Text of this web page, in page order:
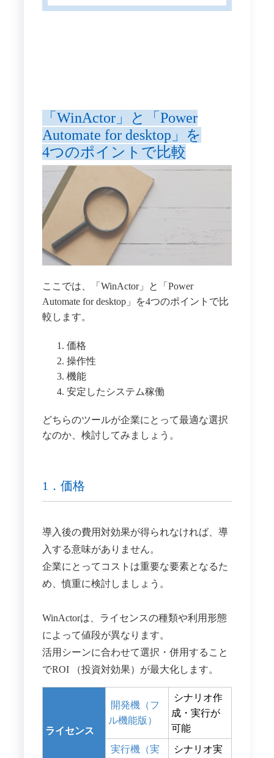
「WinActor」と「Power
Automate for desktop」を
4つのポイントで比較
ここでは、「WinActor」と「Power
Automate for desktop」を4つのポイントで比
較します。
価格
操作性
機能
安定したシステム稼働
どちらのツールが企業にとって最適な選択
なのか、検討してみましょう。
1．価格
導入後の費用対効果が得られなければ、導
入する意味がありません。
企業にとってコストは重要な要素となるた
め、慎重に検討しましょう。
WinActorは、ライセンスの種類や利用形態
によって値段が異なります。
活用シーンに合わせて選択・併用すること
でROI （投資対効果）が最大化します。
ライセンス
開発機（フ
ル機能版）
シナリオ作
成・実行が
可能
実行機（実
シナリオ実